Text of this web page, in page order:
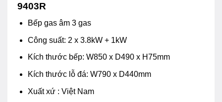
9403R
Bếp gas âm 3 gas
Công suất: 2 x 3.8kW + 1kW
Kích thước bếp: W850 x D490 x H75mm
Kích thước lỗ đá: W790 x D440mm
Xuất xứ : Việt Nam